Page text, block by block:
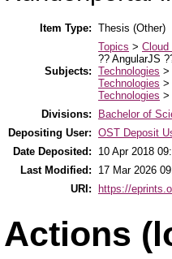
Item Type: Thesis (Other)
Subjects:
Topics > Cloud
?? AngularJS
Technologies >
Technologies >
Technologies >
Divisions:
Bachelor of
Depositing User: OST Deposit
Date Deposited:
10 Apr 2018
Last Modified:
17 Mar 2026
URI:
https://
Actions